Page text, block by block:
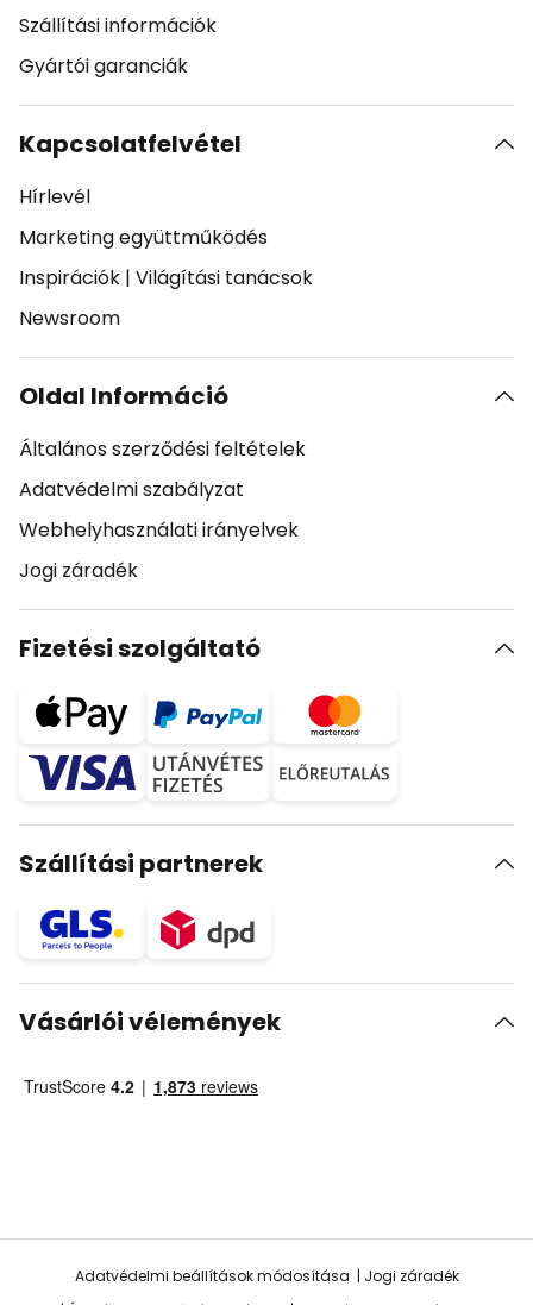
Szállítási információk
Gyártói garanciák
Kapcsolatfelvétel
Hírlevél
Marketing együttműködés
Inspirációk | Világítási tanácsok
Newsroom
Oldal Információ
Általános szerződési feltételek
Adatvédelmi szabályzat
Webhelyhasználati irányelvek
Jogi záradék
Fizetési szolgáltató
Szállítási partnerek
Vásárlói vélemények
Adatvédelmi beállítások módosítása
Jogi záradék